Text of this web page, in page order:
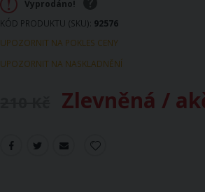
Vyprodáno!
KÓD PRODUKTU (SKU) 92576
UPOZORNIT NA POKLES CENY
UPOZORNIT NA NASKLADNĚNÍ
Zlevněná /